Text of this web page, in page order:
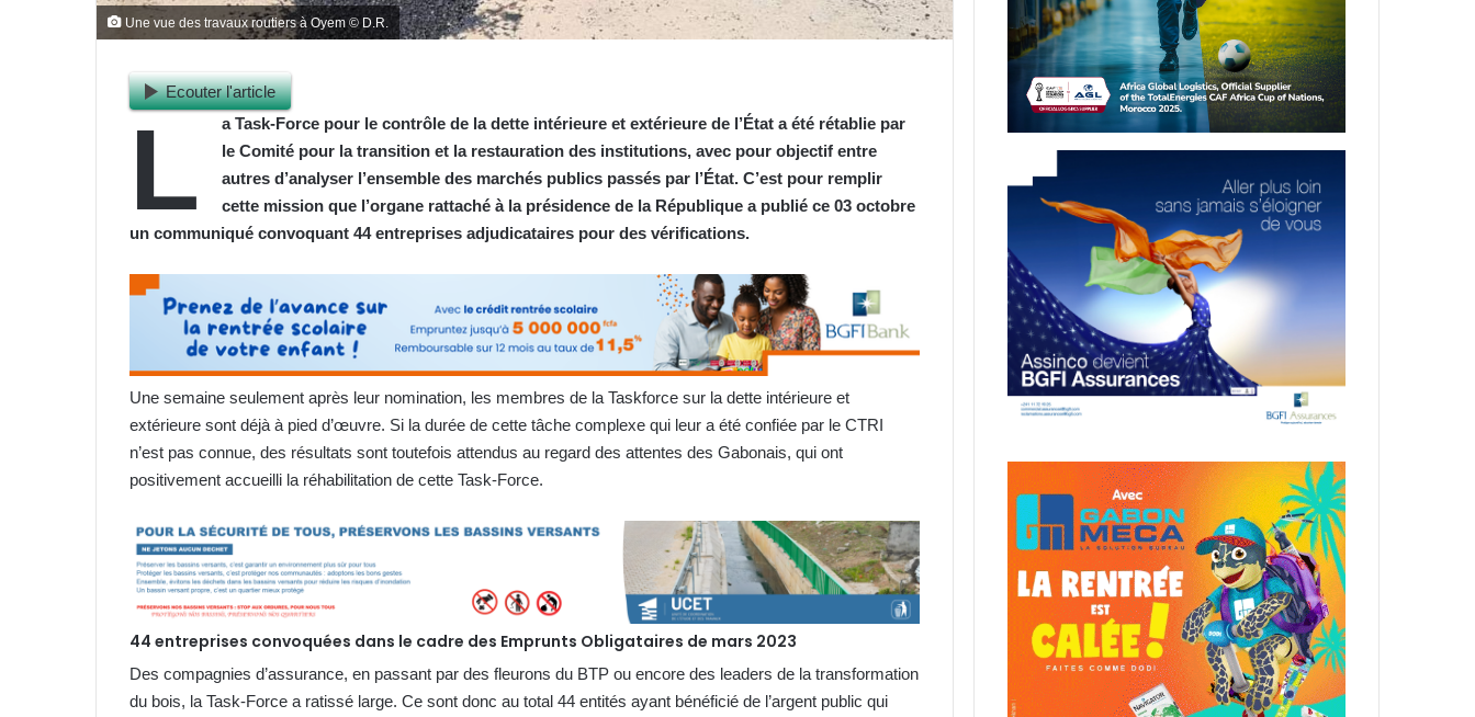
Une vue des travaux routiers à Oyem © D.R.
Ecouter l'article
L
a Task-Force pour le contrôle de la dette intérieure et extérieure de l’État a été rétablie par
le Comité pour la transition et la restauration des institutions, avec pour objectif entre
autres d’analyser l’ensemble des marchés publics passés par l’État. C’est pour remplir
cette mission que l’organe rattaché à la présidence de la République a publié ce 03 octobre
un communiqué convoquant 44 entreprises adjudicataires pour des vérifications.
Une semaine seulement après leur nomination, les membres de la Taskforce sur la dette intérieure et
extérieure sont déjà à pied d’œuvre. Si la durée de cette tâche complexe qui leur a été confiée par le CTRI
n’est pas connue, des résultats sont toutefois attendus au regard des attentes des Gabonais, qui ont
positivement accueilli la réhabilitation de cette Task-Force.
44 entreprises convoquées dans le cadre des Emprunts Obligataires de mars 2023
Des compagnies d’assurance, en passant par des fleurons du BTP ou encore des leaders de la transformation
du bois, la Task-Force a ratissé large. Ce sont donc au total 44 entités ayant bénéficié de l’argent public qui